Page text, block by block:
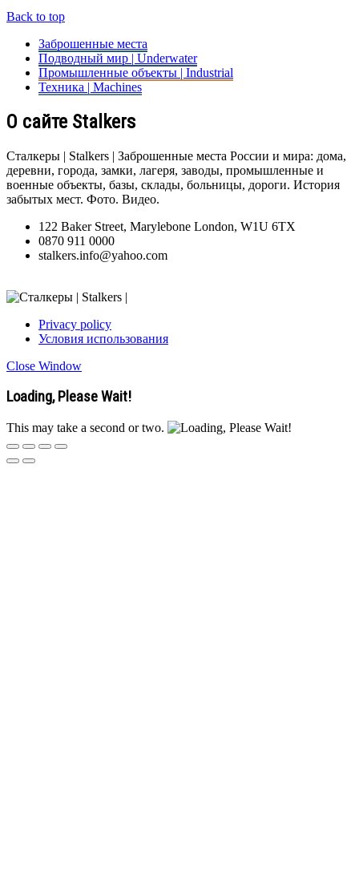
Back to top
Заброшенные места
Подводный мир | Underwater
Промышленные объекты | Industrial
Техника | Machines
О сайте Stalkers
Сталкеры | Stalkers | Заброшенные места России и мира: дома,
деревни, города, замки, лагеря, заводы, промышленные и
военные объекты, базы, склады, больницы, дороги. История
забытых мест. Фото. Видео.
122 Baker Street, Marylebone London, W1U 6TX
0870 911 0000
stalkers.info@yahoo.com
Privacy policy
Условия использования
Close Window
Loading, Please Wait!
This may take a second or two.